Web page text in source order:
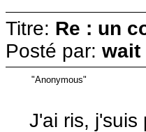
Titre: Re : un
Posté par: wait
"Anonymous"
J'ai ris,